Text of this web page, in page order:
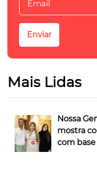
Mais Lidas
Nossa
mostra
com